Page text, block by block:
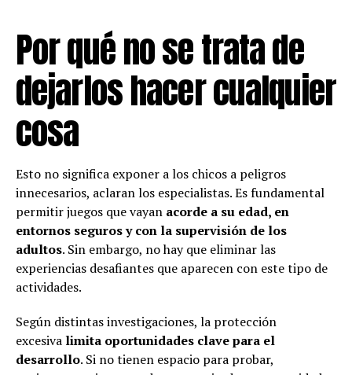
Por qué no se trata de
dejarlos hacer cualquier
cosa
Esto no significa exponer a los chicos a peligros
innecesarios, aclaran los especialistas. Es fundamental
permitir juegos que vayan acorde a su edad, en
entornos seguros y con la supervisión de los
adultos. Sin embargo, no hay que eliminar las
experiencias desafiantes que aparecen con este tipo de
actividades.
Según distintas investigaciones, la protección
excesiva limita oportunidades clave para el
desarrollo. Si no tienen espacio para probar,